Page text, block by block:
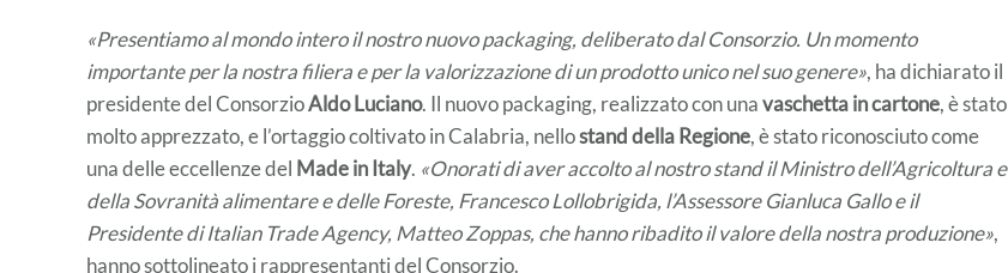
«Presentiamo al mondo intero il nostro nuovo packaging, deliberato dal Consorzio. Un momento
importante per la nostra filiera e per la valorizzazione di un prodotto unico nel suo genere», ha dichiarato il
presidente del ConsorzioAldo Luciano. Il nuovo packaging, realizzato con unavaschetta in cartone, è stato
molto apprezzato, e l’ortaggio coltivato in Calabria, nellostand della Regione, è stato riconosciuto come
una delle eccellenze del Made in Italy. «Onorati di aver accolto al nostro stand il Ministro dell’Agricoltura e
della Sovranità alimentare e delle Foreste, Francesco Lollobrigida, l’Assessore Gianluca Gallo e il
Presidente di Italian Trade Agency, Matteo Zoppas, che hanno ribadito il valore della nostra produzione»,
hanno sottolineato i rappresentanti del Consorzio.